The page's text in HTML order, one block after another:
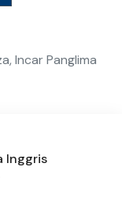
Incar Panglima
Inggris